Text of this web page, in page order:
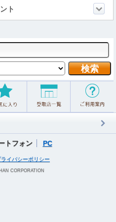
ト
トフォン PC
ライバシーポリシー
CORPORATION